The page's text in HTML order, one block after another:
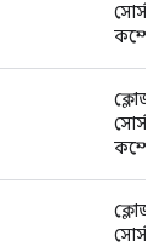
সোর্স
ক্লোজড
সোর্স
ক্লোজড
সোর্স